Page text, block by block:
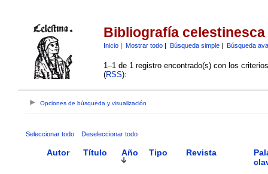
Bibliografía celestinesca
Inicio| Mostrar todo| Búsqueda simple| Búsqueda
1–1 de 1 registro encontrado(s) con los
(RSS):
Opciones de búsqueda y visualización
Seleccionar todo Deseleccionar todo
Autor Título Año Tipo Revista